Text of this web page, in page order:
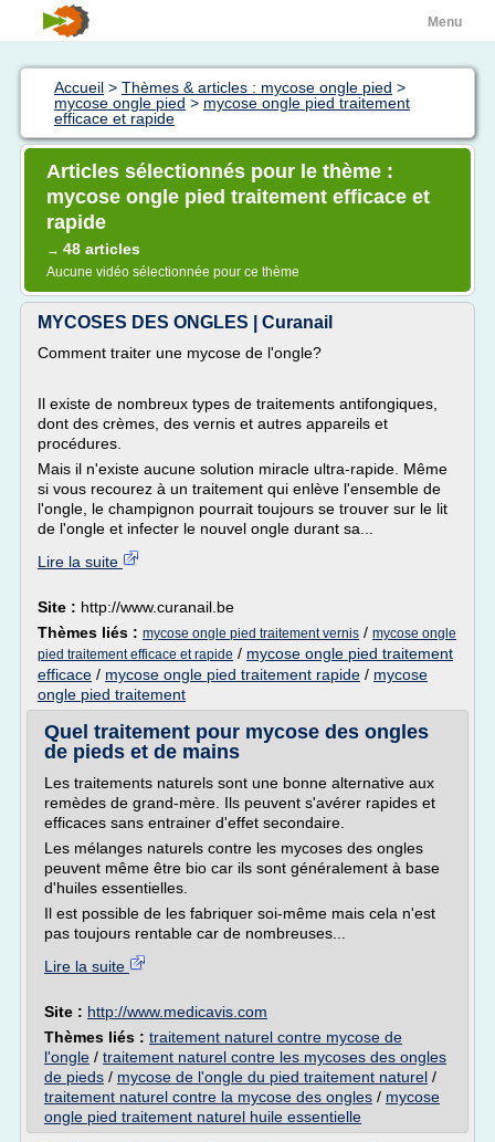
Menu
Accueil > Thèmes & articles : mycose ongle pied >
mycose ongle pied > mycose ongle pied traitement
efficace et rapide
Articles sélectionnés pour le thème :
mycose ongle pied traitement efficace et
rapide
→ 48 articles
Aucune vidéo sélectionnée pour ce thème
MYCOSES DES ONGLES | Curanail
Comment traiter une mycose de l'ongle?
Il existe de nombreux types de traitements antifongiques,
dont des crèmes, des vernis et autres appareils et
procédures.
Mais il n'existe aucune solution miracle ultra-rapide. Même
si vous recourez à un traitement qui enlève l'ensemble de
l'ongle, le champignon pourrait toujours se trouver sur le lit
de l'ongle et infecter le nouvel ongle durant sa...
Lire la suite
Site : http://www.curanail.be
Thèmes liés : mycose ongle pied traitement vernis / mycose ongle
pied traitement efficace et rapide / mycose ongle pied traitement
efficace / mycose ongle pied traitement rapide / mycose
ongle pied traitement
Quel traitement pour mycose des ongles
de pieds et de mains
Les traitements naturels sont une bonne alternative aux
remèdes de grand-mère. Ils peuvent s'avérer rapides et
efficaces sans entrainer d'effet secondaire.
Les mélanges naturels contre les mycoses des ongles
peuvent même être bio car ils sont généralement à base
d'huiles essentielles.
Il est possible de les fabriquer soi-même mais cela n'est
pas toujours rentable car de nombreuses...
Lire la suite
Site : http://www.medicavis.com
Thèmes liés : traitement naturel contre mycose de
l'ongle / traitement naturel contre les mycoses des ongles
de pieds / mycose de l'ongle du pied traitement naturel /
traitement naturel contre la mycose des ongles / mycose
ongle pied traitement naturel huile essentielle